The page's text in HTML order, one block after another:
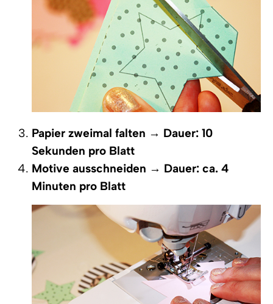
Papier zweimal falten → Dauer: 10
Sekunden pro Blatt
Motive ausschneiden → Dauer: ca. 4
Minuten pro Blatt